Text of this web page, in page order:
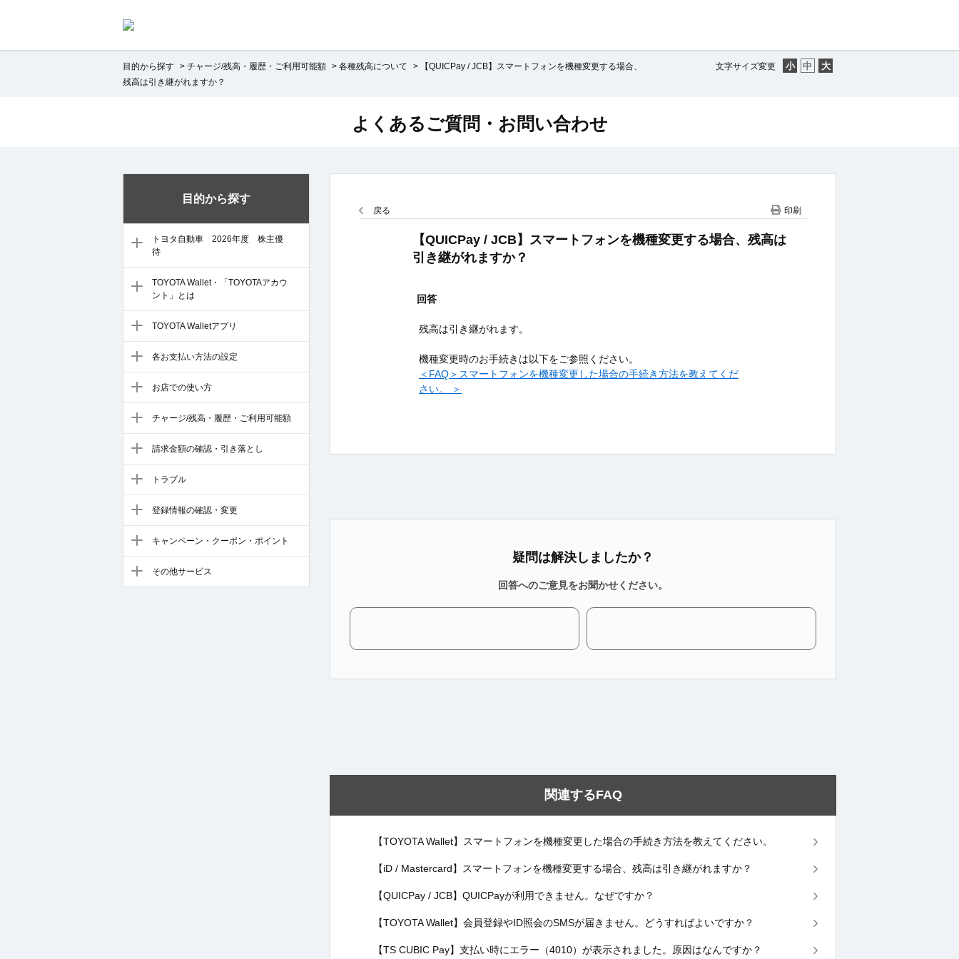
文字サイズ変更
目的から探す > チャージ/残高・履歴・ご利用可能額 > 各種残高について >
【QUICPay / JCB】スマートフォンを機種変更する場合、
残高は引き継がれますか？
目的から探す
トヨタ自動車 2026年度 株主優
待
TOYOTA Wallet・「TOYOTAアカウ
ント」とは
TOYOTA Walletアプリ
各お支払い方法の設定
お店での使い方
チャージ/残高・履歴・ご利用可能額
請求金額の確認・引き落とし
トラブル
登録情報の確認・変更
キャンペーン・クーポン・ポイント
その他サービス
よくあるご質問・お問い合わせ
戻る 印刷
【QUICPay / JCB】スマートフォンを機種変更する場合、残高は
引き継がれますか？
回答
残高は引き継がれます。
機種変更時のお手続きは以下をご参照ください。
＜FAQ＞スマートフォンを機種変更した場合の手続き方法を教えてくだ
さい。 ＞
疑問は解決しましたか？
回答へのご意見をお聞かせください。
関連するFAQ
【TOYOTA Wallet】スマートフォンを機種変更した場合の手続き方法を教えてください。
【iD / Mastercard】スマートフォンを機種変更する場合、残高は引き継がれますか？
【QUICPay / JCB】QUICPayが利用できません。なぜですか？
【TOYOTA Wallet】会員登録やID照会のSMSが届きません。どうすればよいですか？
【TS CUBIC Pay】支払い時にエラー（4010）が表示されました。原因はなんですか？